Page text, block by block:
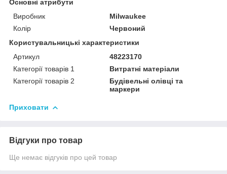
Основні атрибути
Виробник
Milwaukee
Колір
Червоний
Користувальницькі характеристики
Артикул
48223170
Категорії товарів 1
Витратні матеріали
Категорії товарів 2
Будівельні олівці та
маркери
Приховати
Відгуки про товар
Ще немає відгуків про цей товар